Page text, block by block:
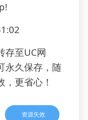
存至UC网
永久保存，随
更省心！
资源失效